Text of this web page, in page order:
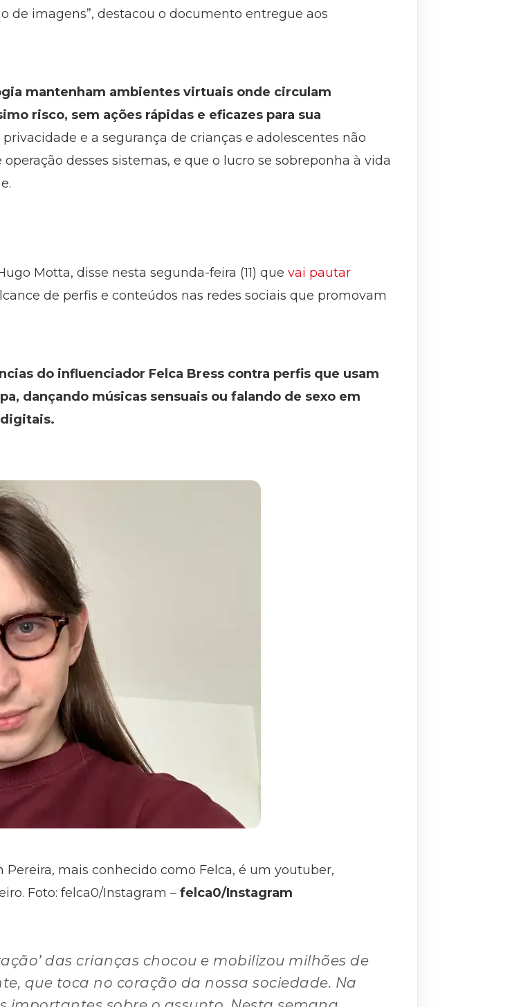
de imagens”, destacou o documento entregue aos
mantenham ambientes virtuais onde circulam
risco, sem ações rápidas e eficazes para sua
e a segurança de crianças e adolescentes não
desses sistemas, e que o lucro se sobreponha à vida
Motta, disse nesta segunda-feira (11) que vai pautar
de perfis e conteúdos nas redes sociais que promovam
do influenciador Felca Bress contra perfis que usam
dançando músicas sensuais ou falando de sexo em
Pereira, mais conhecido como Felca, é um youtuber,
Foto: felca0/Instagram – felca0/Instagram
das crianças chocou e mobilizou milhões de
que toca no coração da nossa sociedade. Na